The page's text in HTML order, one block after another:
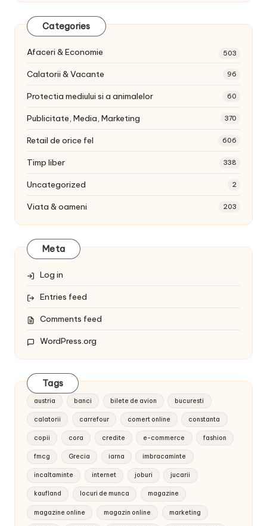
Categories
Afaceri & Economie 503
Calatorii & Vacante 96
Protectia mediului si a animalelor 60
Publicitate, Media, Marketing 370
Retail de orice fel 606
Timp liber 338
Uncategorized 2
Viata & oameni 203
Meta
Log in
Entries feed
Comments feed
WordPress.org
Tags
austria banci bilete de avion bucuresti
calatorii carrefour comert online constanta
copii cora credite e-commerce fashion
fmcg Grecia iarna imbracaminte
incaltaminte internet joburi jucarii
kaufland locuri de munca magazine
magazine online magazin online marketing